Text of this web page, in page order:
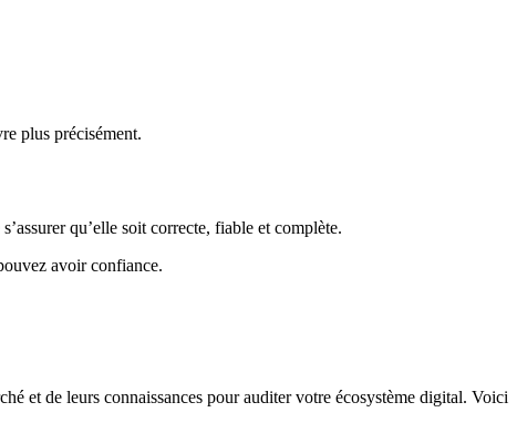
plus précisément.
qu’elle soit correcte, fiable et complète.
avoir confiance.
et de leurs connaissances pour auditer votre écosystème digital. Voici